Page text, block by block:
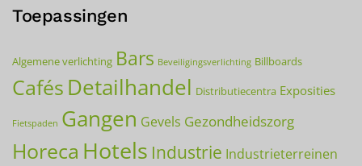
meerdere
Deze
optie
kan
worden
op
Toepassingen
Algemene verlichting Bars Beveiligingsverlichting Billboards
Cafés Detailhandel Distributiecentra Exposities
Fietspaden Gangen Gevels Gezondheidszorg
Horeca Hotels Industrie Industrieterreinen